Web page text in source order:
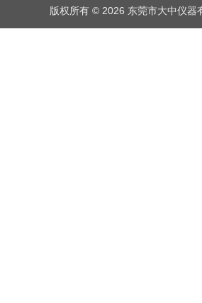
版权所有 © 2026 东莞市大中仪